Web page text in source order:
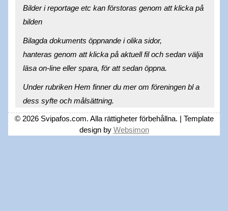
Bilder i reportage etc kan förstoras genom att klicka på
bilden
Bilagda dokuments öppnande i olika sidor,
hanteras genom att klicka på aktuell fil och sedan välja
läsa on-line eller spara, för att sedan öppna.
Under rubriken Hem finner du mer om föreningen bl a
dess syfte och målsättning.
© 2026 Svipafos.com. Alla rättigheter förbehållna. | Template
design by Websimon